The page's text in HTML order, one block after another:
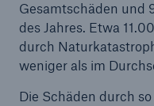
Gesamtschäden und
des Jahres. Etwa
durch
weniger als im
Die Schäden durch